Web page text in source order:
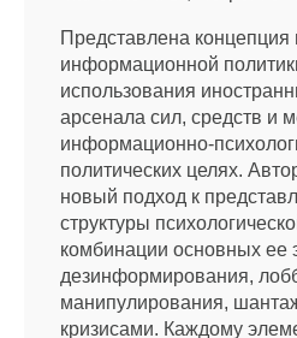
Представлена концепция
информационной
использования
арсенала сил, средств и
информационно-
политических целях.
новый подход к
структуры
комбинации основных ее
дезинформирования,
манипулирования,
кризисами. Каждому